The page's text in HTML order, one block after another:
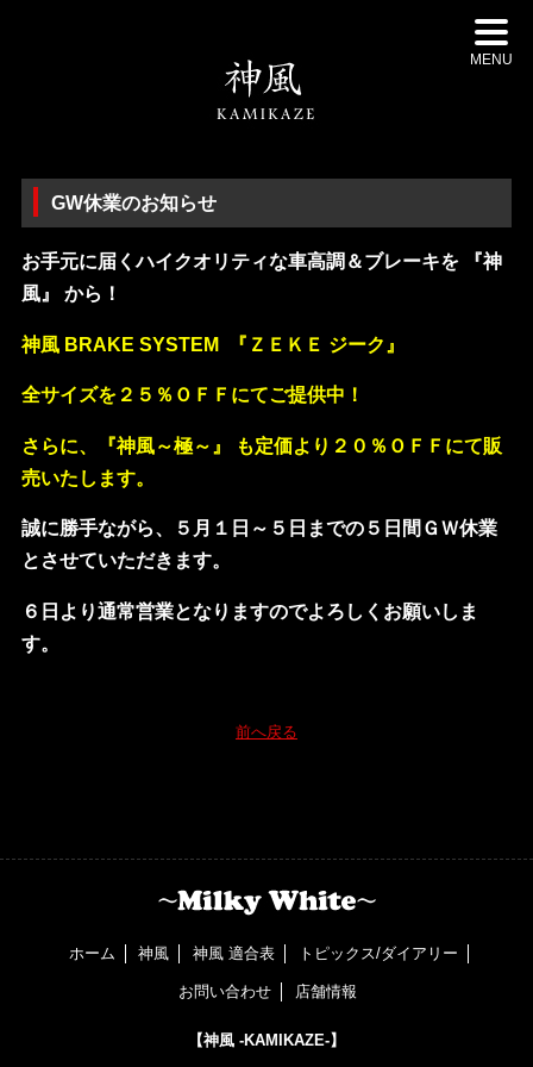
MENU
GW休業のお知らせ
お手元に届くハイクオリティな車高調＆ブレーキを 『神
風』 から！
神風 BRAKE SYSTEM 『ＺＥＫＥ ジーク』
全サイズを２５％ＯＦＦにてご提供中！
さらに、『神風～極～』 も定価より２０％ＯＦＦにて販
売いたします。
誠に勝手ながら、５月１日～５日までの５日間ＧＷ休業
とさせていただきます。
６日より通常営業となりますのでよろしくお願いしま
す。
前へ戻る
ホーム 神風 神風 適合表 トピックス/ダイアリー
お問い合わせ 店舗情報
【神風 -KAMIKAZE-】